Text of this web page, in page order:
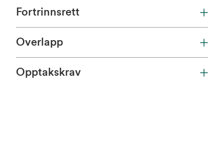
Fortrinnsrett
Overlapp
Opptakskrav